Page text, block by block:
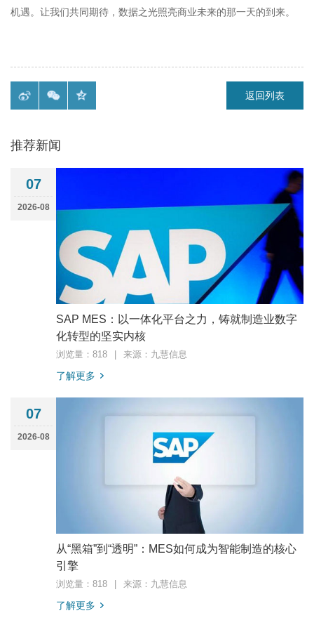
机遇。让我们共同期待，数据之光照亮商业未来的那一天的到来。
返回列表
推荐新闻
07
2026-08
SAP MES：以一体化平台之力，铸就制造业数字
化转型的坚实内核
浏览量：818 来源：九慧信息
了解更多
07
2026-08
从“黑箱”到“透明”：MES如何成为智能制造的核心
引擎
浏览量：818 来源：九慧信息
了解更多